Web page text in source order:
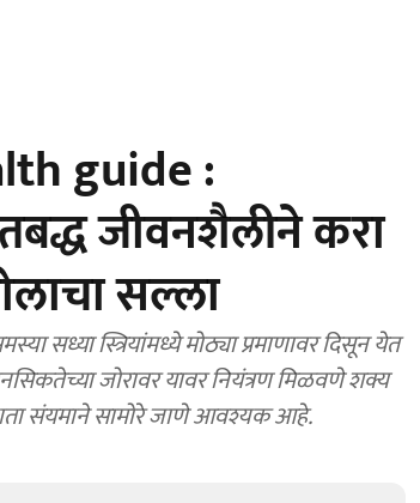
guide :
जीवनशैलीने करा
सल्ला
सध्या स्त्रियांमध्ये मोठ्या प्रमाणावर दिसून येत
जोरावर यावर नियंत्रण मिळवणे शक्य
संयमाने सामोरे जाणे आवश्यक आहे.